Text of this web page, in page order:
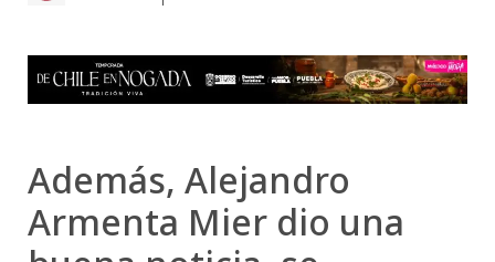
Además, Alejandro
Armenta Mier dio una